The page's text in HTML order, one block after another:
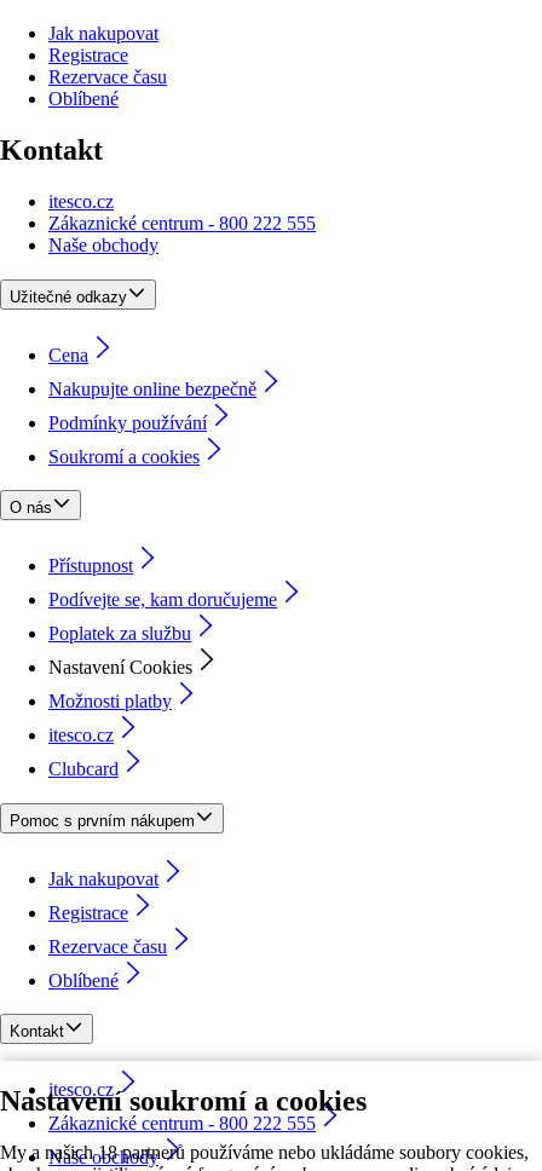
Nastavení soukromí a cookies
My a našich 18 partnerů používáme nebo ukládáme soubory cookies,
Jak nakupovat
Registrace
Rezervace času
Oblíbené
Kontakt
itesco.cz
Zákaznické centrum - 800 222 555
Naše obchody
Užitečné odkazy
Cena
Nakupujte online bezpečně
Podmínky používání
Soukromí a cookies
O nás
Přístupnost
Podívejte se, kam doručujeme
Poplatek za službu
Nastavení Cookies
Možnosti platby
itesco.cz
Clubcard
Pomoc s prvním nákupem
Jak nakupovat
Registrace
Rezervace času
Oblíbené
Kontakt
itesco.cz
Zákaznické centrum - 800 222 555
Naše obchody